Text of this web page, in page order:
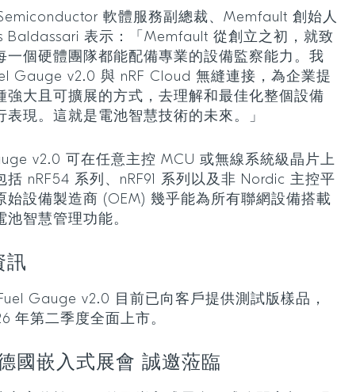
軟體服務副總裁、Memfault 創始人
Baldassari 表示：「Memfault 從創立之初，就致
一個硬體團隊都能配備專業的設備監察能力。我
Gauge v2.0 與 nRF Cloud 無縫連接，為企業提
強大且可擴展的方式，去理解和最佳化整個設備
表現。這就是電池智慧技術的未來。」
v2.0 可在任意主控 MCU 或無線系統級晶片上
括 nRF54 系列、nRF91 系列以及非 Nordic 主控平
始設備製造商 (OEM) 幾乎能為所有聯網設備搭載
池智慧管理功能。
訊
Gauge v2.0 目前已向客戶提供測試版樣品，
年第二季度全面上市。
國嵌入式展會 誠邀蒞臨